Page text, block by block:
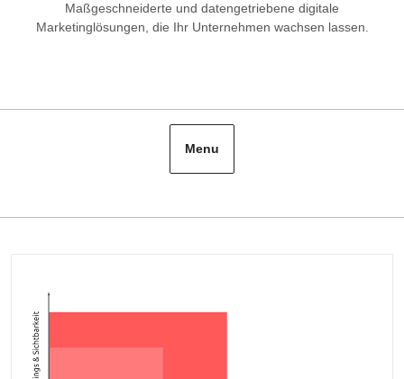
Maßgeschneiderte und datengetriebene digitale
Marketinglösungen, die Ihr Unternehmen wachsen lassen.
Menu